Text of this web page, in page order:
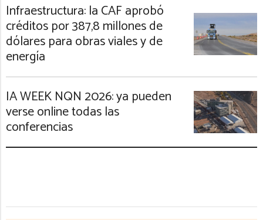
Infraestructura: la CAF aprobó
créditos por 387,8 millones de
dólares para obras viales y de
energía
IA WEEK NQN 2026: ya pueden
verse online todas las
conferencias